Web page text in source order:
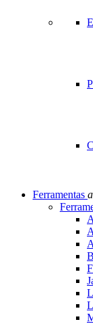
Ferramentas